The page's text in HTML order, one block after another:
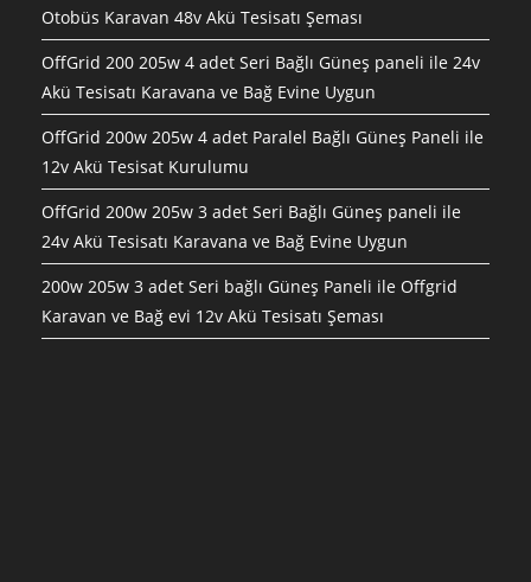
Otobüs Karavan 48v Akü Tesisatı Şeması
OffGrid 200 205w 4 adet Seri Bağlı Güneş paneli ile 24v
Akü Tesisatı Karavana ve Bağ Evine Uygun
OffGrid 200w 205w 4 adet Paralel Bağlı Güneş Paneli ile
12v Akü Tesisat Kurulumu
OffGrid 200w 205w 3 adet Seri Bağlı Güneş paneli ile
24v Akü Tesisatı Karavana ve Bağ Evine Uygun
200w 205w 3 adet Seri bağlı Güneş Paneli ile Offgrid
Karavan ve Bağ evi 12v Akü Tesisatı Şeması